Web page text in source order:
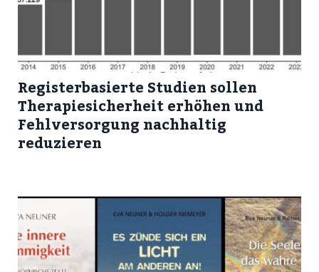
Registerbasierte Studien sollen
Therapiesicherheit erhöhen und
Fehlversorgung nachhaltig
reduzieren